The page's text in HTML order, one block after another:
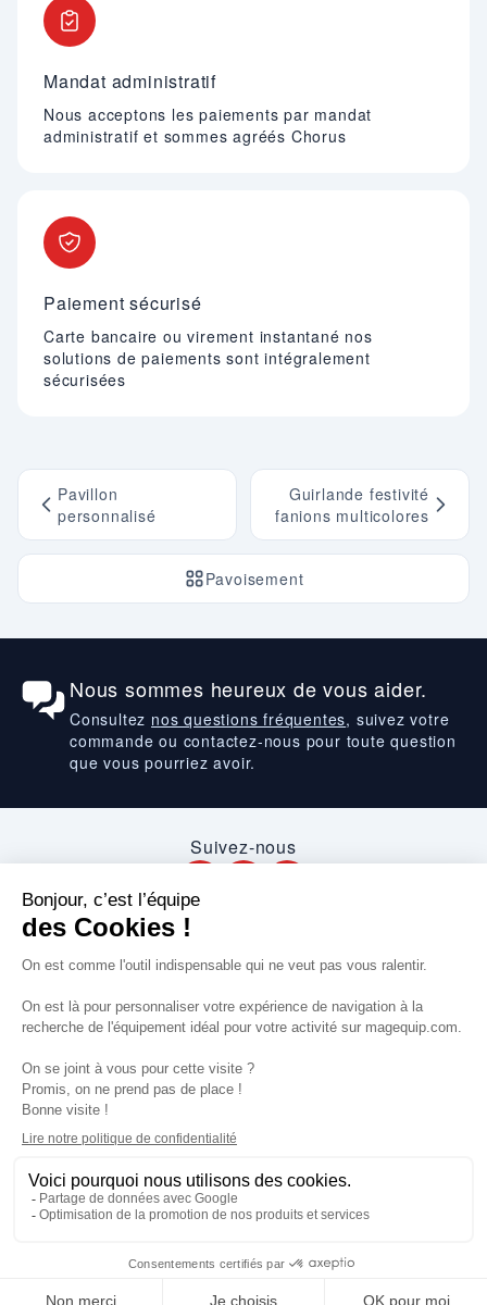
Mandat administratif
Nous acceptons les paiements par mandat
administratif et sommes agréés Chorus
Paiement sécurisé
Carte bancaire ou virement instantané nos
solutions de paiements sont intégralement
sécurisées
Pavillon
personnalisé
Pavoisement
Guirlande festivité
fanions multicolores
Nous sommes heureux de vous aider.
Consultez nos questions fréquentes, suivez votre
commande ou contactez-nous pour toute question
que vous pourriez avoir.
Suivez-nous
VOS SERVICES
VOS DEMANDES
NOTRE SOCIETE
CGV Données personnelles Prix euro HT
Nos partenaires·Guides et conseils